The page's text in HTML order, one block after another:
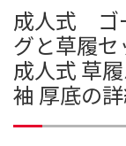
成人式 ゴ
グと草履セ
成人式 草
袖 厚底の